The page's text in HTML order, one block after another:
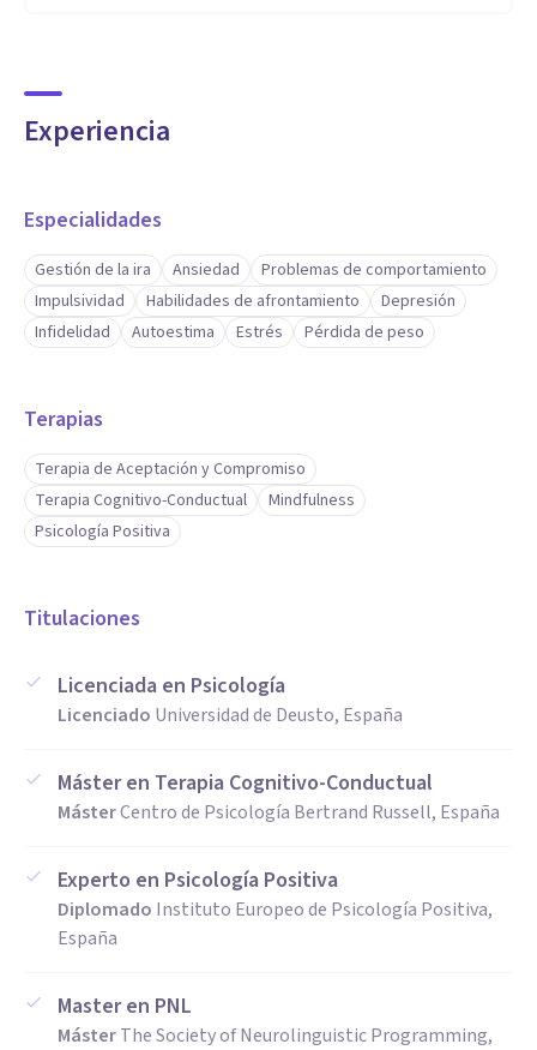
Experiencia
Especialidades
Gestión de la ira Ansiedad
Problemas de comportamiento
Impulsividad
Habilidades de afrontamiento
Depresión
Infidelidad
Autoestima Estrés Pérdida de peso
Terapias
Terapia de Aceptación y Compromiso
Terapia Cognitivo-Conductual
Mindfulness
Psicología Positiva
Titulaciones
Licenciada en Psicología
Licenciado Universidad de Deusto, España
Máster en Terapia Cognitivo-Conductual
MásterCentro de Psicología Bertrand Russell, España
Experto en Psicología Positiva
Diplomado Instituto Europeo de Psicología Positiva,
España
Master en PNL
MásterThe Society of Neurolinguistic Programming,